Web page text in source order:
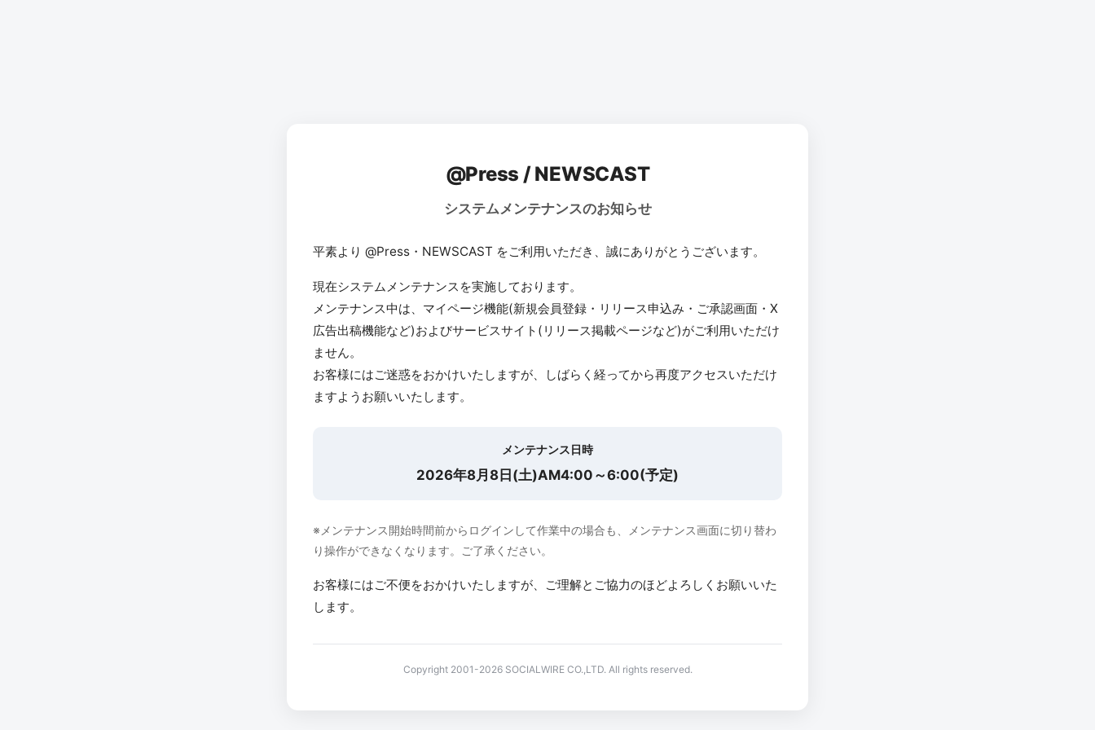
@Press / NEWSCAST
システムメンテナンスのお知らせ
平素より @Press・NEWSCAST をご利用いただき、誠にありがとうございます。
現在システムメンテナンスを実施しております。
メンテナンス中は、マイページ機能(新規会員登録・リリース申込み・ご承認画面・X
広告出稿機能など)およびサービスサイト(リリース掲載ページなど)がご利用いただけ
ません。
お客様にはご迷惑をおかけいたしますが、しばらく経ってから再度アクセスいただけ
ますようお願いいたします。
メンテナンス日時
2026年8月8日(土)AM4:00～6:00(予定)
※メンテナンス開始時間前からログインして作業中の場合も、メンテナンス画面に切り替わ
り操作ができなくなります。ご了承ください。
お客様にはご不便をおかけいたしますが、ご理解とご協力のほどよろしくお願いいた
します。
Copyright 2001-2026 SOCIALWIRE CO.,LTD. All rights reserved.